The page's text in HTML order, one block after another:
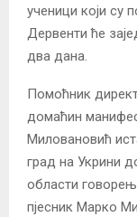
ученици који су
Дервенти ће
два дана.
Помоћник
домаћин
Миловановић
град на Укрини
области
пјесник Марко